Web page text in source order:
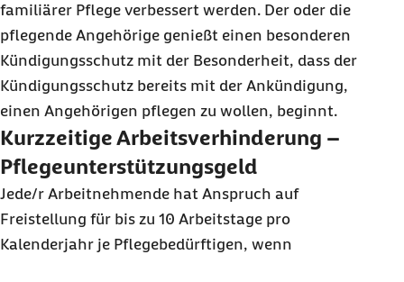
familiärer Pflege verbessert werden. Der oder die
pflegende Angehörige genießt einen besonderen
Kündigungsschutz mit der Besonderheit, dass der
Kündigungsschutz bereits mit der Ankündigung,
einen Angehörigen pflegen zu wollen, beginnt.
Kurzzeitige Arbeitsverhinderung –
Pflegeunterstützungsgeld
Jede/r Arbeitnehmende hat Anspruch auf
Freistellung für bis zu 10 Arbeitstage pro
Kalenderjahr je Pflegebedürftigen, wenn